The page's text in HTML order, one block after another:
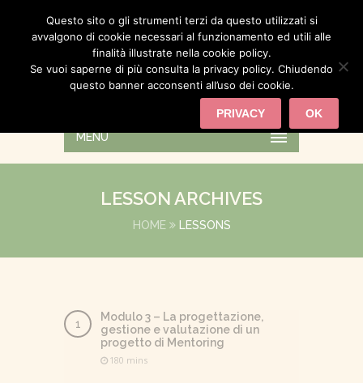
MENU
LESSON ARCHIVES
HOME LESSONS
Modulo 3 – La progettazione,
gestione e valutazione di un
progetto di Mentoring
180 mins
Questo sito o gli strumenti terzi da questo utilizzati si
avvalgono di cookie necessari al funzionamento ed utili alle
finalità illustrate nella cookie policy.
Se vuoi saperne di più consulta la privacy policy. Chiudendo
questo banner acconsenti all’uso dei cookie.
OK
PRIVACY